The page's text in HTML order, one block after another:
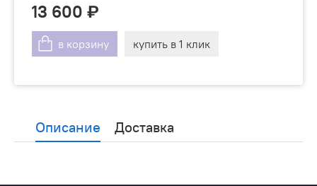
13 600
в корзину купить в 1 клик
Описание Доставка